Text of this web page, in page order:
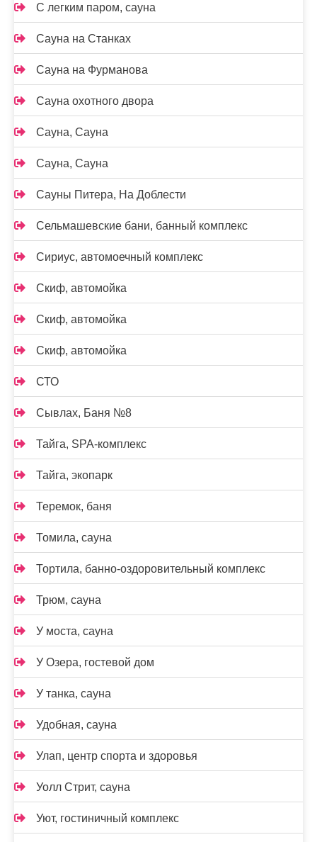
С легким паром, сауна
Сауна на Станках
Сауна на Фурманова
Сауна охотного двора
Сауна, Сауна
Сауна, Сауна
Сауны Питера, На Доблести
Сельмашевские бани, банный комплекс
Сириус, автомоечный комплекс
Скиф, автомойка
Скиф, автомойка
Скиф, автомойка
СТО
Сывлах, Баня №8
Тайга, SPA-комплекс
Тайга, экопарк
Теремок, баня
Томила, сауна
Тортила, банно-оздоровительный комплекс
Трюм, сауна
У моста, сауна
У Озера, гостевой дом
У танка, сауна
Удобная, сауна
Улап, центр спорта и здоровья
Уолл Стрит, сауна
Уют, гостиничный комплекс